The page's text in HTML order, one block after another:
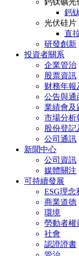
鈣
光伏硅片
直
研發創新
投資者關系
企業管治
股票資訊
财務年報
公告與通
業績會及
市場分析
股份登記
公司通訊
新聞中心
公司資訊
媒體關注
可持續發展
ESG理念
商業道德
環境
勞動者權
社會
認證證書